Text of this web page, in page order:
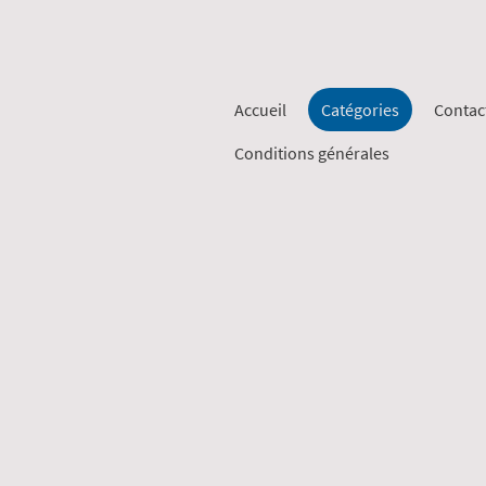
Accueil Catégories
Conditions générales